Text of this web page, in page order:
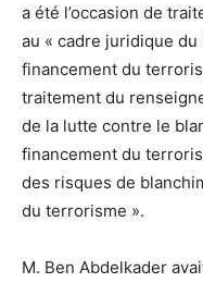
a été l’occasion de
au « cadre juridique du
financement du
traitement du
de la lutte contre le
financement du
des risques de
du terrorisme ».
M. Ben Abdelkader